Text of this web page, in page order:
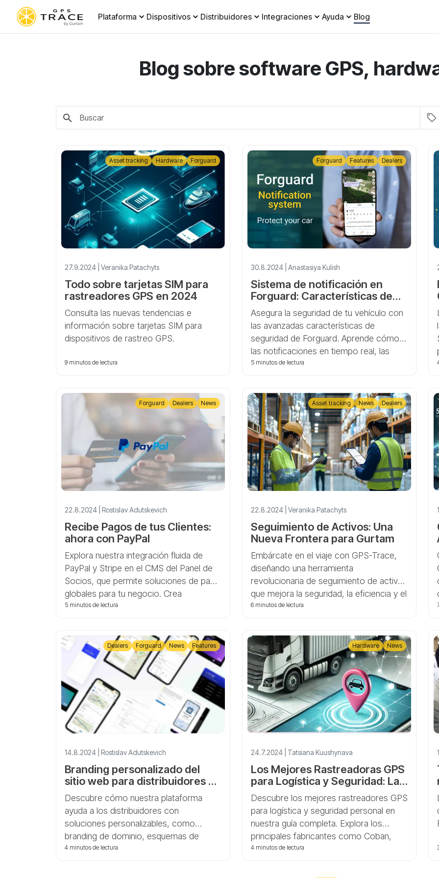
Plataforma Dispositivos Distribuidores Integraciones Ayuda Blog
Blog sobre software GPS,
27.9.2024 | Veranika Patachyts
Todo sobre tarjetas SIM para
rastreadores GPS en 2024
Consulta las nuevas tendencias e
información sobre tarjetas SIM para
dispositivos de rastreo GPS.
Asset tracking Hardware Forguard
9 minutos de lectura
30.8.2024 | Anastasiya Kulish
Sistema de notificación en
Forguard: Características de
seguridad al alcance de tu
mano
Asegura la seguridad de tu vehículo con
las avanzadas características de
seguridad de Forguard. Aprende cómo
las notificaciones en tiempo real, las
alertas de geozona y las acciones
éxito de usuarios que han recuperado
sus vehículos robados con Forguard.
Forguard Features Dealers
5 minutos de lectura
22.8.2024 | Rostislav Adutskevich
Recibe Pagos de tus Clientes:
ahora con PayPal
Explora nuestra integración fluida de
PayPal y Stripe en el CMS del Panel de
Socios, que permite soluciones de pago
globales para tu negocio. Crea
fácilmente enlaces de pago, rastrea
configuración paso a paso. Regístrate
hoy para una prueba gratuita y comienza
a optimizar tus pagos con nuestras
herramientas integrales.
Forguard Dealers News
5 minutos de lectura
22.8.2024 | Veranika Patachyts
Seguimiento de Activos: Una
Nueva Frontera para Gurtam
Embárcate en el viaje con GPS-Trace,
diseñando una herramienta
revolucionaria de seguimiento de activos
que mejora la seguridad, la eficiencia y el
control con tecnología BLE innovadora.
Asset tracking News Dealers
6 minutos de lectura
14.8.2024 | Rostislav Adutskevich
Branding personalizado del
sitio web para distribuidores de
GPS-Trace
Descubre cómo nuestra plataforma
ayuda a los distribuidores con
soluciones personalizables, como
branding de dominio, esquemas de
color, logotipos e integración de la
Dealers Forguard News Features
4 minutos de lectura
24.7.2024 | Tatsiana Kuushynava
Los Mejores Rastreadoras GPS
para Logística y Seguridad: La
Elección de GPS-Trace
Descubre los mejores rastreadores GPS
para logística y seguridad personal en
nuestra guía completa. Explora los
principales fabricantes como Coban,
Concox, Teltonika y más, integrados
Hardware News
4 minutos de lectura